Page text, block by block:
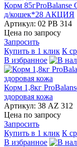
Корм 85гProBalanse
д/кошек*28 АКЦИЯ
Артикул: 02 PB 314
Цена по запросу
Запросить
Купить в 1 клик К
В избранное
Корм 1,8кг
здоровая кожа
Артикул: 38 AZ 312
Цена по запросу
Запросить
Купить в 1 клик К
В избранное